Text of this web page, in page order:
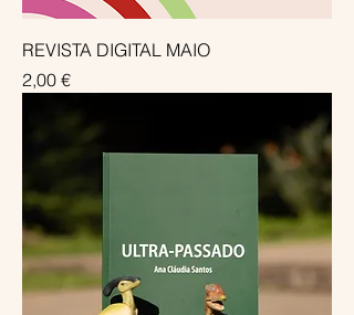
REVISTA DIGITAL MAIO
Preço
2,00 €